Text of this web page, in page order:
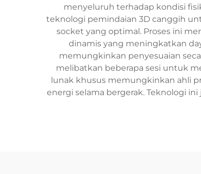
menyeluruh terhadap kondisi
teknologi pemindaian 3D canggih
socket yang optimal. Proses ini
dinamis yang meningkatkan
memungkinkan penyesuaian
melibatkan beberapa sesi untuk
lunak khusus memungkinkan ahli
energi selama bergerak. Teknologi